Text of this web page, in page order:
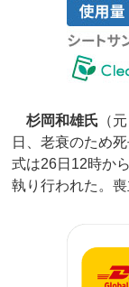
杉岡和雄氏 （
日、老衰のため
式は26日12時か
執り行われた。喪